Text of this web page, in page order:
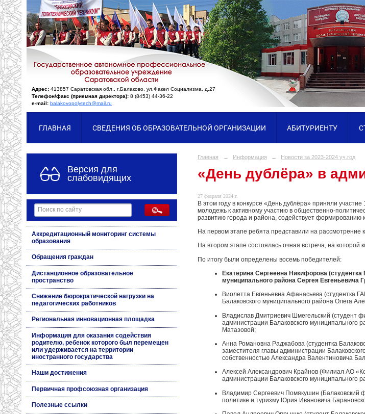
Адрес: 413857 Саратовская обл., г.Балаково, ул.Факел Социализма, д.27
Телефон/факс (приемная директора): 8 (8453) 44-36-22
e-mail: balakovopolytech@mail.ru
ГЛАВНАЯ СВЕДЕНИЯ ОБ ОБРАЗОВАТЕЛЬНОЙ ОРГАНИЗАЦИИ АБИТУРИЕНТУ
Версия для
слабовидящих
Аккредитационный мониторинг системы
образования
Обращения граждан
Дистанционное образовательное
пространство
Снижение бюрократической нагрузки на
педагогических работников
Региональная инновационная площадка
Информация для оказания содействия
родителю, ребенок которого был перемещен
или удерживается на территории
иностранного государства
Наши достижения
Первичная профсоюзная организация
Полезные ссылки
Главная → Информация → Новости за 2023-2024 уч.год
«День дублёра» в
27 февраля 2024 г.
В этом году в конкурсе «День дублёра» приняли
молодежь к активному участию в общественно-
развитию города и района, содействует формированию
На первом этапе ребята представили на рассмотрение
На втором этапе состоялась очная встреча, на которой
По итогу были определены восемь победителей:
Екатерина Сергеевна Никифорова
муниципального района Сергея Евгеньевича
Виолетта Евгеньевна Афанасьева (студентка
Балаковского муниципального района Олега
Владислав Дмитриевич Шмегельский (студент
администрации Балаковского
Матазовой;
Анна Романовна Раджабова (студентка
заместителя главы администрации
собственностью Александра Валентиновича
Алексей Александрович Крайнов (Филиал АО
администрации Балаковского муниципального
Владимир Сергеевич Помякушин (Балаковский
политике и туризму Юрия Ивановича